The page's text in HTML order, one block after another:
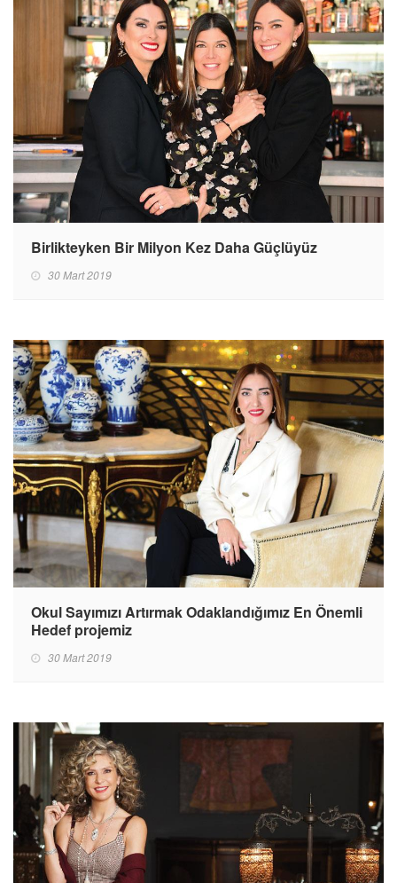
Birlikteyken Bir Milyon Kez Daha Güçlüyüz
30 Mart 2019
Okul Sayımızı Artırmak Odaklandığımız En Önemli
Hedef projemiz
30 Mart 2019